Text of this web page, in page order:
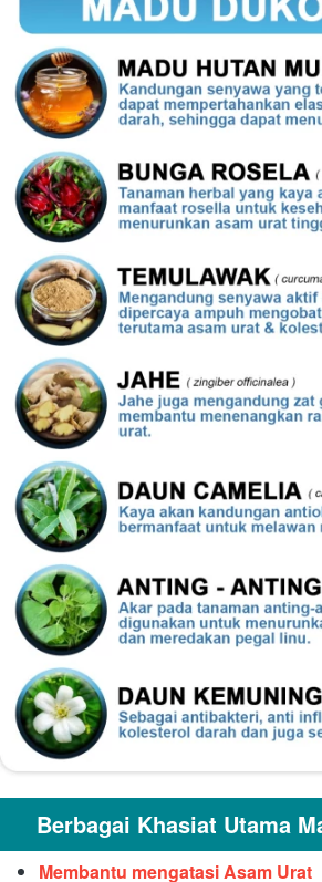
Berbagai Khasiat Utama
Membantu mengatasi Asam Urat